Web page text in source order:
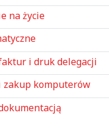
na życie
i druk delegacji
zakup komputerów